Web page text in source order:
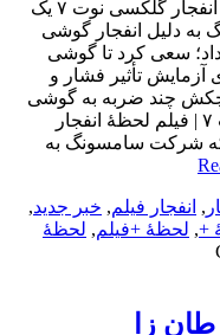
لحظۀ انفجار گلکسی نوت ۷ | فیلملحظۀ انفجار گلکسی نوت ۷ یک
دلیل انفجار گوشی
او داد؛ سعی کرد تا گوشی
آزمایش تأثیر فشار و
چند ضربه به گوشی
دوم وارد کرد. لحظۀ انفجار گلکسی نوت ۷ | فیلم لحظۀ انفجار
از آنکه شرکت سامسونگ به
, انفجار فیلم, خبر جدید,
+
, لحظۀ +فیلم, لحظۀ